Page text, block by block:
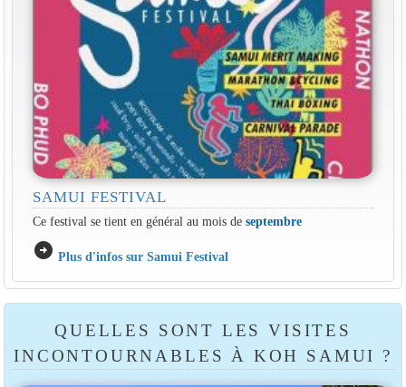
SAMUI FESTIVAL
Ce festival se tient en général au mois de septembre
arrow_circle_right Plus d'infos sur Samui Festival
QUELLES SONT LES VISITES
INCONTOURNABLES À KOH SAMUI ?